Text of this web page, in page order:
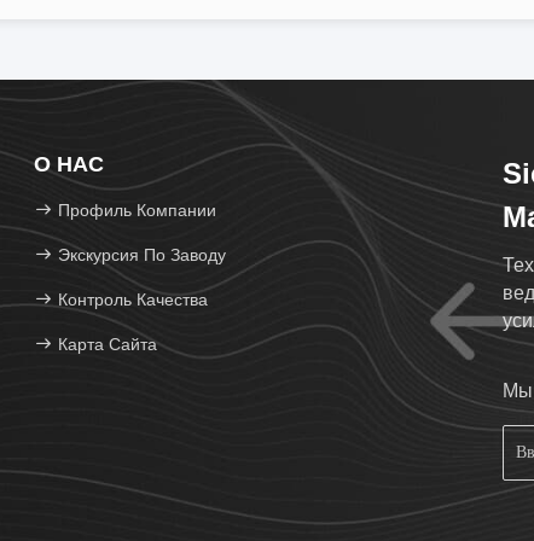
О НАС
Профиль Компании
Экскурсия По Заводу
Контроль Качества
Карта Сайта
Мы